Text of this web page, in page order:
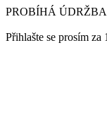
PROBÍHÁ
Přihlašte se prosím